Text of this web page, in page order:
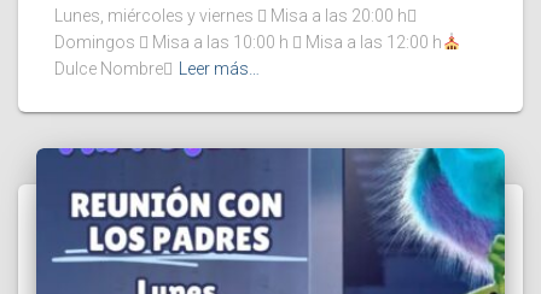
Lunes, miércoles y viernes  Misa a las 20:00 h
Domingos  Misa a las 10:00 h  Misa a las 12:00 h
Dulce Nombre
Leer más…